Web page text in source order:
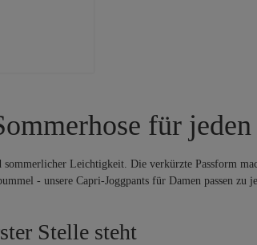
für
Leichtigkeit. Die verkürzte Passform
- unsere Capri-Joggpants für Damen passen zu
Stelle steht